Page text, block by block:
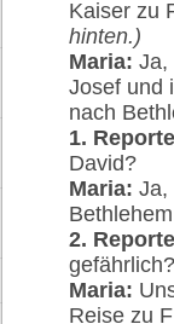
Kaiser zu
hinten.)
Maria: Ja,
Josef und
nach
1.
David?
Maria: Ja,
2.
Maria:
Reise zu